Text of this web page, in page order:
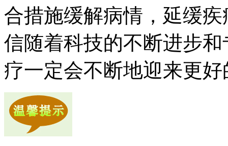
合措施缓解病情，延缓
信随着科技的不断进步
疗一定会不断地迎来更